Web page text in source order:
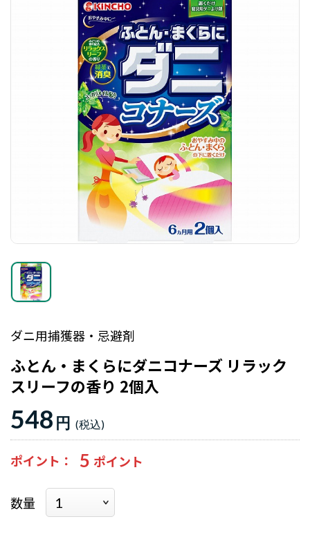
ダニ用捕獲器・忌避剤
ふとん・まくらにダニコナーズ リラック
スリーフの香り 2個入
548 円
ポイント 5
数量